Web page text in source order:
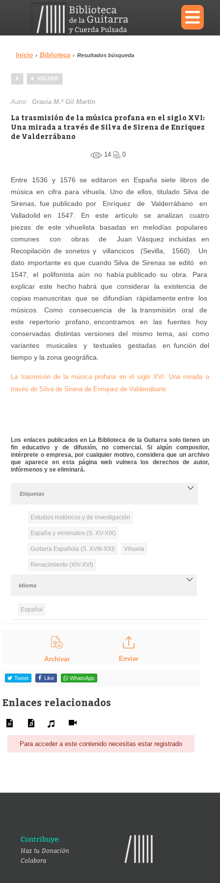
×
Menu
Biblioteca
Inicio › Biblioteca › Resultados búsqueda
VOLVER
Autor:Gracia M.ª Gil Martín
La trasmisión de la música profana en el siglo XVI:
Una mirada a través de Silva de Sirena de Enriquez
de Valderrábano
14 0
Entre 1536 y 1576 se editaron en España siete libros de
música en cifra para vihuela. Uno de ellos, titulado Silva de
Sirenas, fue publicado por Enríquez de Valderrábano en
Valladolid en 1547. En este artículo se analizan cuatro
piezas de este vihuelista basadas en melodías populares
comunes con obras de Juan Vásquez incluidas en
Recopilación de sonetos y villancicos (Sevilla, 1560). Un
dato importante es que cuando Silva de Sirenas se editó en
1547, el polifonista aún no había publicado su obra. Para
explicar este hecho habrá que considerar la existencia de
copias manuscritas que se difundían rápidamente entre los
músicos. Como consecuencia de la transmisión oral de
este repertorio profano, encontramos en las fuentes hoy
conservadas distintas versiones del mismo tema, así como
variantes musicales y textuales gestadas en función del
tiempo y la zona geográfica.
La trasmisión de la música profana en el siglo XVI: Una mirada a
través de Silva de Sirena de Enriquez de Valderrábano
Los enlaces publicados en La Biblioteca de la Guitarra solo tienen un
fin educativo y de difusión, no comercial. Si algún compositor,
intérprete o empresa, por cualquier motivo, considera que un archivo
que aparece en esta página web vulnera los derechos de autor,
infórmenos y se eliminará.
Etiquetas
Estudios históricos y de investigación
España y virreinatos (S. XV-XIX)
Guitarra Española (S. XVIII-XXI) Vihuela
Renacimiento (XIV-XVI)
Idioma
Español
Archivar Enviar
Tweet Like WhatsApp
Enlaces relacionados
Para acceder a este contenido necesitas estar registrado
Contribuye:
Haz tu Donación
Colabora